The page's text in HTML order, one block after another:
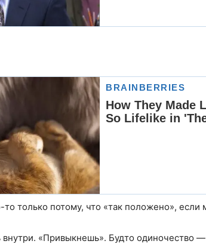
только потому, что «так положено», если
внутри. «Привыкнешь». Будто одиночество